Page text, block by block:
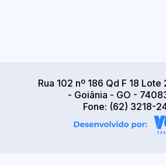
Rua 102 nº 186 Qd F 18
- Goiânia - GO -
Fone: (62) 3218-